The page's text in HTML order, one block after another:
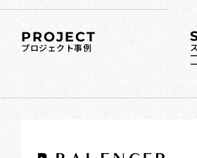
PROJECT
プロジェクト事例
ー